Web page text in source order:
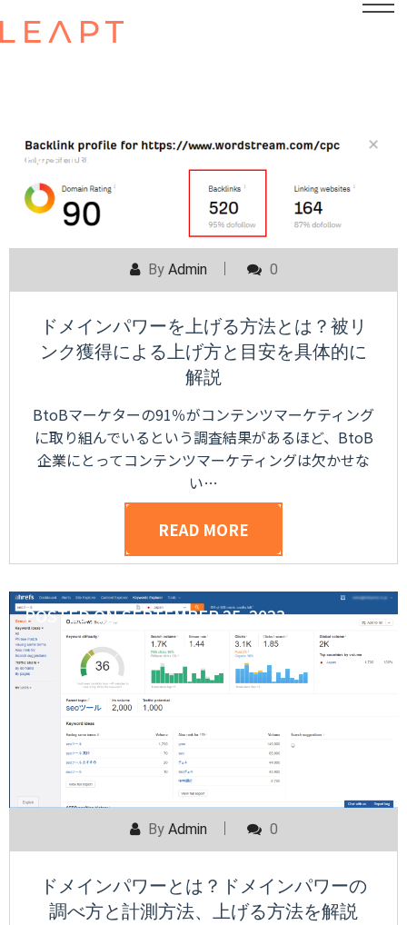
POSTED ONJANUARY 30, 2024
By Admin 0
ドメインパワーを上げる方法とは？被リ
ンク獲得による上げ方と目安を具体的に
解説
BtoBマーケターの91％がコンテンツマーケティング
に取り組んでいるという調査結果があるほど、BtoB
企業にとってコンテンツマーケティングは欠かせな
い…
READ MORE
POSTED ONSEPTEMBER 25, 2023
By Admin 0
ドメインパワーとは？ドメインパワーの
調べ方と計測方法、上げる方法を解説